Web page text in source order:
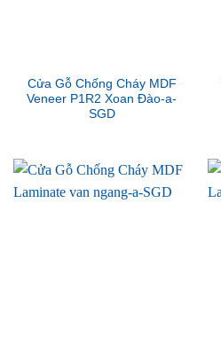
Cửa Gỗ Chống Cháy MDF
Veneer P1R2 Xoan Đào-a-
SGD